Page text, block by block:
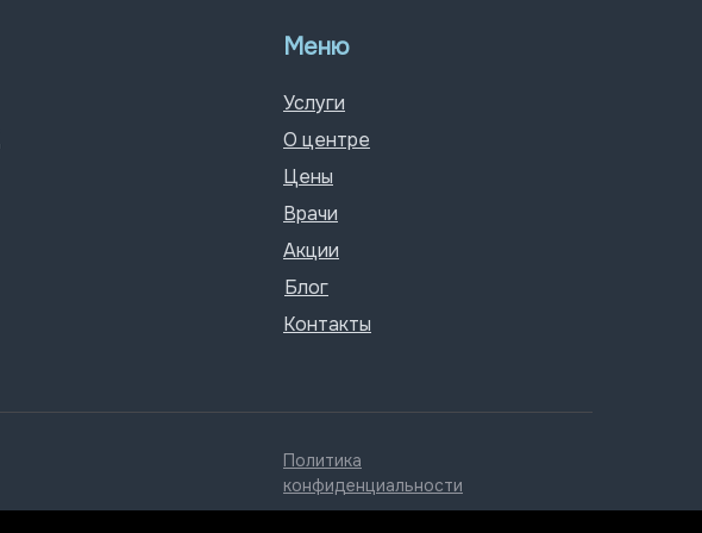
Меню
Политика
конфиденциальности
Услуги
О центре
Акции
Блог
Контакты
Врачи
Цены